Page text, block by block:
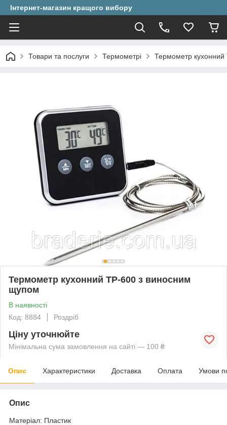
Інтернет-магазин кращого вибору
Товари та послуги Термометрі Термометр
Термометр кухонний TP-600 з виносним
щупом
В наявності
Код: 8884
Роздріб
Ціну уточнюйте
Мінімальна сума замовлення на сайті — 100 ₴
Опис Характеристики Доставка Оплата Умови
Опис
Матеріал: Пластик